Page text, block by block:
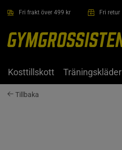
Fri frakt över 499 kr Fri retur
Kosttillskott Träningskläder
Tillbaka